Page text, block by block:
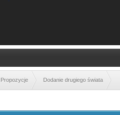
Propozycje Dodanie drugiego świata